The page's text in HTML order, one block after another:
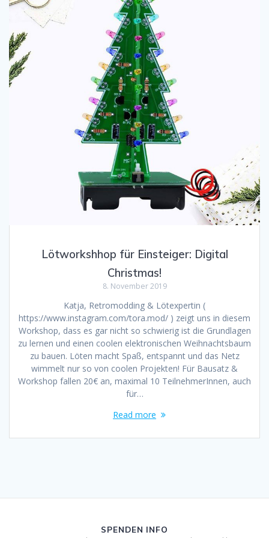
Lötworkshhop für Einsteiger: Digital
Christmas!
8. November 2019
Katja, Retromodding & Lötexpertin (
https://www.instagram.com/tora.mod/ ) zeigt uns in diesem
Workshop, dass es gar nicht so schwierig ist die Grundlagen
zu lernen und einen coolen elektronischen Weihnachtsbaum
zu bauen. Löten macht Spaß, entspannt und das Netz
wimmelt nur so von coolen Projekten! Für Bausatz &
Workshop fallen 20€ an, maximal 10 TeilnehmerInnen, auch
für…
Read more
SPENDEN INFO